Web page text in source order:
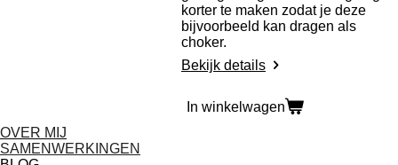
korter te maken zodat je deze
bijvoorbeeld kan dragen als
choker.
Bekijk details
In winkelwagen
OVER MIJ
SAMENWERKINGEN